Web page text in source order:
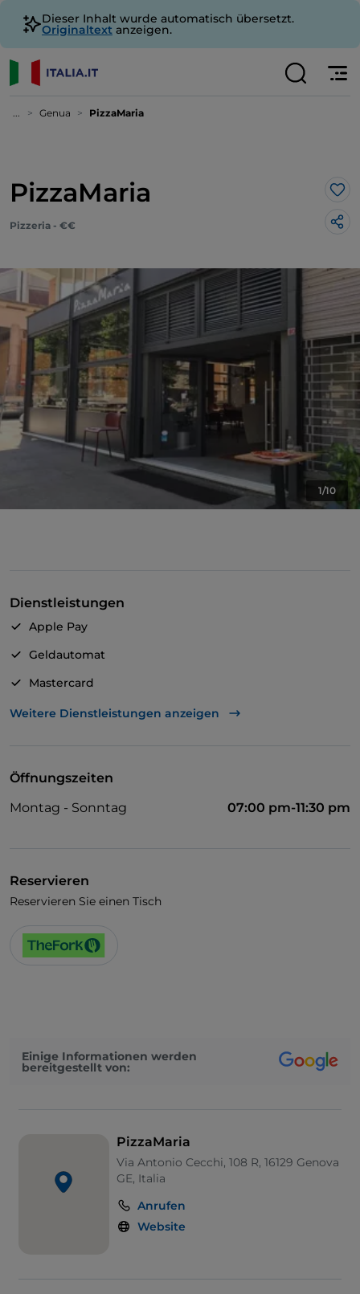
Dieser Inhalt wurde automatisch übersetzt.
Originaltext anzeigen.
... Genua PizzaMaria
PizzaMaria
Pizzeria - €€
1/10
Dienstleistungen
Apple Pay
Geldautomat
Mastercard
TheFork PAY
Es wird Englisch gesprochen
Es wird Französisch gesprochen
Kindermenü
Weitere Dienstleistungen anzeigen
Öffnungszeiten
Montag - Sonntag
07:00 pm-11:30 pm
Reservieren
Reservieren Sie einen Tisch
Einige Informationen werden
bereitgestellt von:
PizzaMaria
Via Antonio Cecchi, 108 R, 16129 Genova
GE, Italia
Anrufen
Website